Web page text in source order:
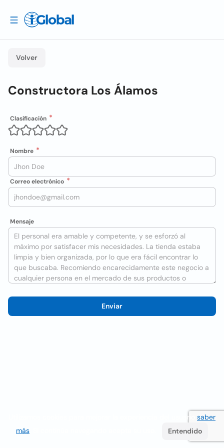
Volver
Constructora Los Álamos
Clasificación
Nombre
Correo electrónico
Mensaje
Enviar
Utilizamos cookies para mejorar la experiencia del usuario saber
más
Entendido